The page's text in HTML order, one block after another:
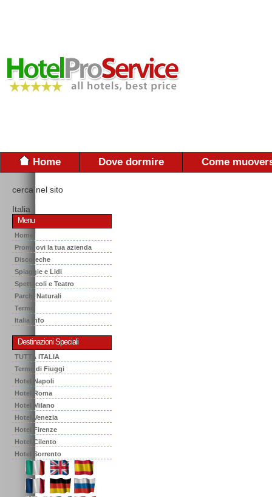
Home Dove dormire Come
cerca nel sito
Italia
Menu
Home
Promuovi la tua azienda
Discoteche
Spiaggie e Lidi
Spettacoli e Teatro
Parchi Naturali
Terme
Italia Info
Destinazioni Speciali
TUTTA ITALIA
Terme di Fiuggi
Hotel Napoli
Hotel Roma
Hotel Milano
Hotel Venezia
Hotel Firenze
Hotel Cilento
Hotel Sorrento